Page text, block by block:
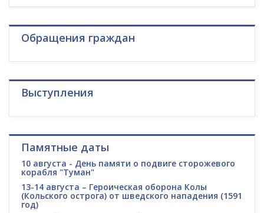
Обращения граждан
Выступления
Памятные даты
10 августа - День памяти о подвиге сторожевого
корабля "Туман"
13-14 августа – Героическая оборона Колы
(Кольского острога) от шведского нападения (1591
год)